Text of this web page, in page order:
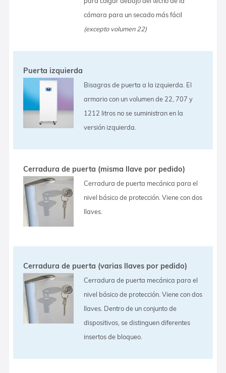
cámara para un secado más fácil
(excepto volumen 22)
Puerta izquierda
Bisagras de puerta a la izquierda. El
armario con un volumen de 22, 707 y
1212 litros no se suministran en la
versión izquierda.
Cerradura de puerta (misma llave por pedido)
Cerradura de puerta mecánica para el
nivel básico de protección. Viene con dos
llaves.
Cerradura de puerta (varias llaves por pedido)
Cerradura de puerta mecánica para el
nivel básico de protección. Viene con dos
llaves. Dentro de un conjunto de
dispositivos, se distinguen diferentes
insertos de bloqueo.